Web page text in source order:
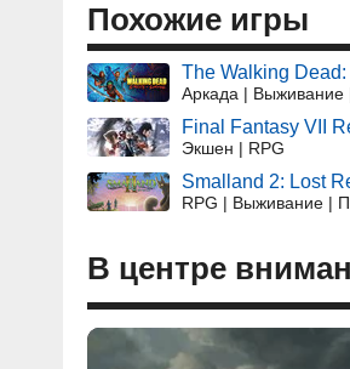
Похожие игры
The Walking Dead:
Аркада | Выживание
Final Fantasy VII
Экшен | RPG
Smalland 2: Lost
RPG | Выживание |
В центре